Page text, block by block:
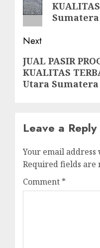
post:
Sumatera
Next
Next
post:
JUAL PASIR
KUALITAS
Utara Sumatera
Leave a Reply
Your email
Required fields are
Comment *